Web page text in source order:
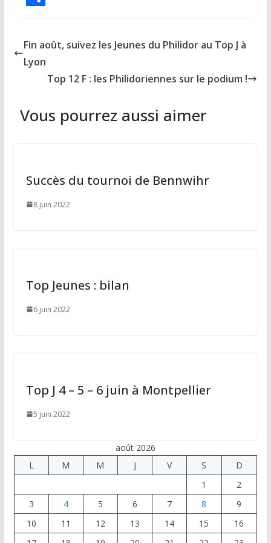
n
g
Fin août, suivez les Jeunes du Philidor au Top J à
Lyon
Top 12 F : les Philidoriennes sur le podium !
Vous pourrez aussi aimer
Succès du tournoi de Bennwihr
8 juin 2022
Top Jeunes : bilan
6 juin 2022
Top J 4 – 5 – 6 juin à Montpellier
5 juin 2022
août 2026
L
M M J V S
D
1
2
3
4 5 6 7 8
9
10
11 12 13 14 15
16